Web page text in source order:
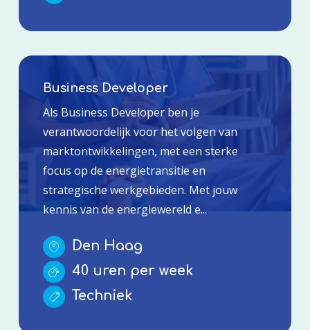
Business Developer
Als Business Developer ben je
verantwoordelijk voor het volgen van
marktontwikkelingen, met een sterke
focus op de energietransitie en
strategische werkgebieden. Met jouw
kennis van de energiewereld e...
Den Haag
40 uren per week
Techniek